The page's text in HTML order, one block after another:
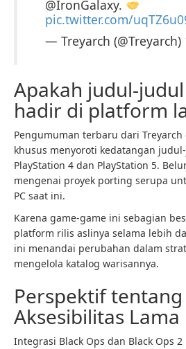
@IronGalaxy.
pic.twitter.com/
— Treyarch (@Treyarch)
Apakah judul-
hadir di platform
Pengumuman terbaru dari Treyarch
khusus menyoroti kedatangan
PlayStation 4 dan PlayStation 5.
mengenai proyek porting serupa
PC saat ini.
Karena game-game ini sebagian
platform rilis aslinya selama lebih
ini menandai perubahan dalam
mengelola katalog warisannya.
Perspektif tentang
Aksesibilitas Lama
Integrasi Black Ops dan Black Ops